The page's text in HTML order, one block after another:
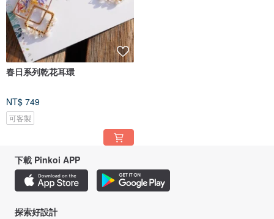
春日系列乾花耳環
NT$ 749
可客製
下載 Pinkoi APP
探索好設計